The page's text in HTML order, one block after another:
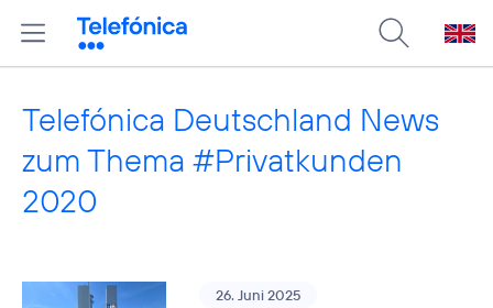
Telefónica Deutschland News
zum Thema #Privatkunden
2020
26. Juni 2025